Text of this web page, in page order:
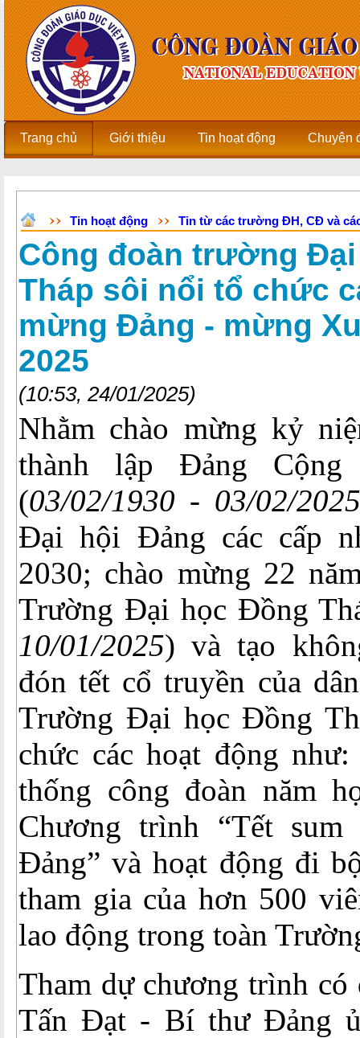
Trang chủ Giới thiệu Tin hoạt động Chuyên
Tin hoạt động Tin từ các trường ĐH, CĐ và
Công đoàn trường
Tháp sôi nổi tổ chức
mừng Đảng - mừng
2025
(10:53, 24/01/2025)
Nhằm chào mừng kỷ
thành lập Đảng
(03/02/1930 - 03/02/
Đại hội Đảng các cấp
2030; chào mừng 22
Trường Đại học Đồng
10/01/2025) và tạo
đón tết cổ truyền của
Trường Đại học Đồng
chức các hoạt động
thống công đoàn năm
Chương trình “Tết
Đảng” và hoạt động đi
tham gia của hơn 500
lao động trong toàn
Tham dự chương trình
Tấn Đạt - Bí thư Đảng